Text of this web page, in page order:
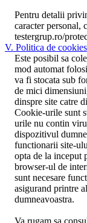
Pentru detalii
caracter personal,
testergrup.ro/
V. Politica de cookies
Este posibil sa
mod automat
va fi stocata sub
de mici
dinspre site catre
Cookie-urile sunt
urile nu contin
dispozitivul
functionarii site-
opta de la inceput
browser-ul de
sunt necesare
asigurand printre
dumneavoastra.
Va rugam sa